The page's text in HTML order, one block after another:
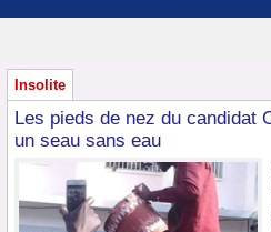
Insolite
Les pieds de nez du candidat
un seau sans eau